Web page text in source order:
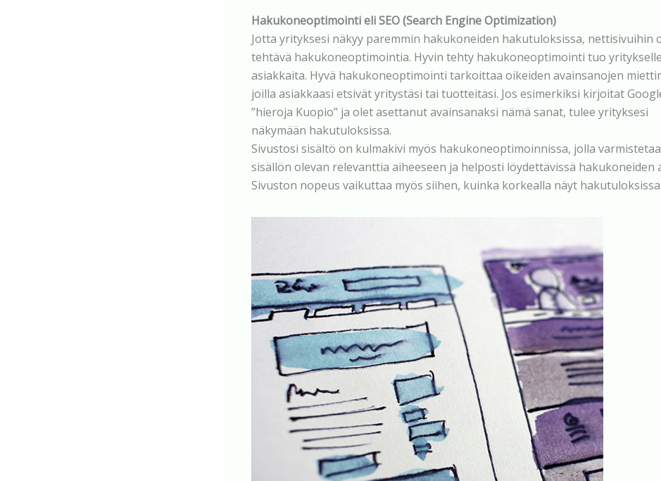
Hakukoneoptimointi eli SEO (Search Engine Optimization)
Jotta yrityksesi näkyy paremmin hakukoneiden hakutuloksissa, nettisivuihin
tehtävä hakukoneoptimointia. Hyvin tehty hakukoneoptimointi tuo yritykselle
asiakkaita. Hyvä hakukoneoptimointi tarkoittaa oikeiden avainsanojen
joilla asiakkaasi etsivät yritystäsi tai tuotteitasi. Jos esimerkiksi kirjoitat
”hieroja Kuopio” ja olet asettanut avainsanaksi nämä sanat, tulee yrityksesi
näkymään hakutuloksissa.
Sivustosi sisältö on kulmakivi myös hakukoneoptimoinnissa, jolla
sisällön olevan relevanttia aiheeseen ja helposti löydettävissä hakukoneiden
Sivuston nopeus vaikuttaa myös siihen, kuinka korkealla näyt hakutuloksissa.